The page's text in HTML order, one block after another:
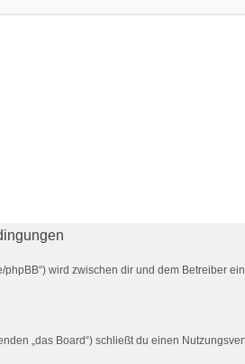
phpBB“) wird zwischen dir und dem Betreiber
„das Board“) schließt du einen